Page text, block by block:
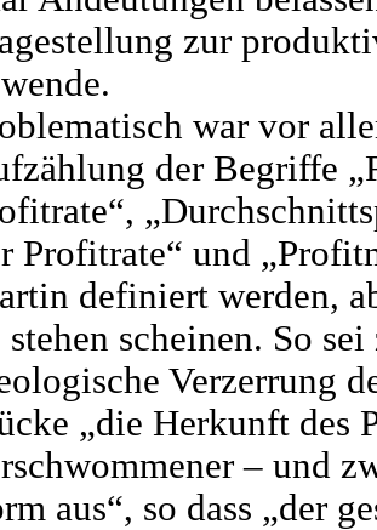
zur
war vor
der Begriffe
Profitrate“ und
definiert werden,
stehen scheinen. So
Verzerrung
„die Herkunft des
– und
aus“, so dass „der